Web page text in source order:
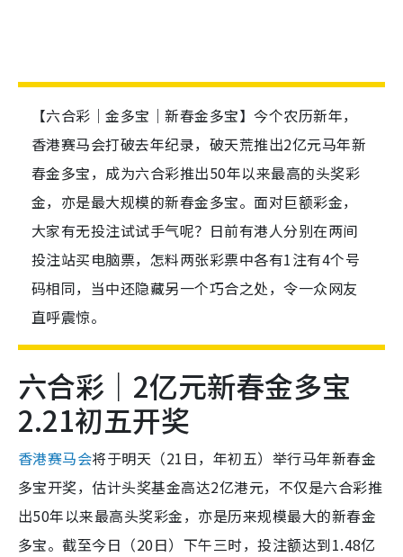
【六合彩｜金多宝｜新春金多宝】今个农历新年，
香港赛马会打破去年纪录，破天荒推出2亿元马年新
春金多宝，成为六合彩推出50年以来最高的头奖彩
金，亦是最大规模的新春金多宝。面对巨额彩金，
大家有无投注试试手气呢？日前有港人分别在两间
投注站买电脑票，怎料两张彩票中各有1注有4个号
码相同，当中还隐藏另一个巧合之处，令一众网友
直呼震惊。
六合彩｜2亿元新春金多宝
2.21初五开奖
香港赛马会将于明天（21日，年初五）举行马年新春金
多宝开奖，估计头奖基金高达2亿港元，不仅是六合彩推
出50年以来最高头奖彩金，亦是历来规模最大的新春金
多宝。截至今日（20日）下午三时，投注额达到1.48亿